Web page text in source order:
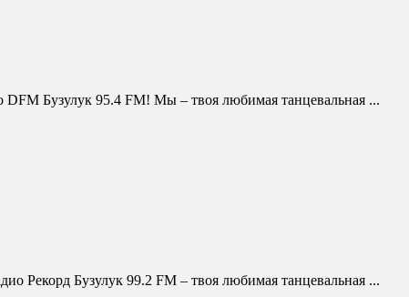
DFM Бузулук 95.4 FM! Мы – твоя любимая танцевальная ...
Рекорд Бузулук 99.2 FM – твоя любимая танцевальная ...